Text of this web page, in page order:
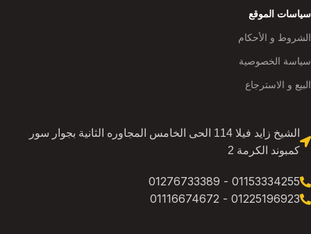
سياسات الموقع
الشروط و الأحكام
سياسة الخصوصية
البيع و الاسترجاع
الشيخ زايد فيلا 114 الحى الخامس المجاوره الثانية بجوار سور
كمبوند الكرمة 2
01153334255 - 01276733389
01225196923 - 01116674672